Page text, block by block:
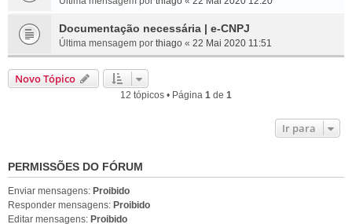
Documentação necessária | e-CNPJ
Última mensagem por thiago « 22 Mai 2020 11:51
Novo Tópico
12 tópicos • Página 1 de 1
Ir para
PERMISSÕES DO FÓRUM
Enviar mensagens: Proibido
Responder mensagens: Proibido
Editar mensagens: Proibido